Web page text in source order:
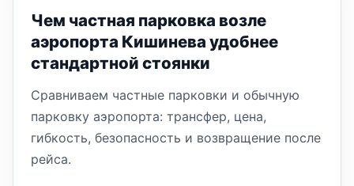
Чем частная парковка возле
аэропорта Кишинева удобнее
стандартной стоянки
Сравниваем частные парковки и обычную
парковку аэропорта: трансфер, цена,
гибкость, безопасность и возвращение после
рейса.